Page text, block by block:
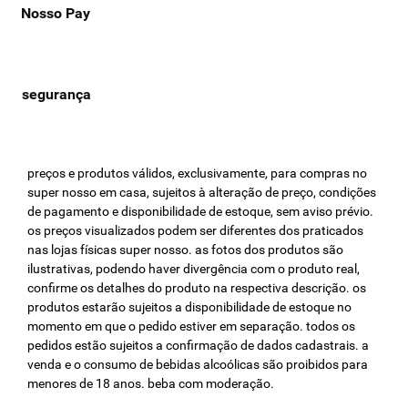
receita especial, temos tudo o que você precisa, com marcas
Nosso Pay
preços e produtos válidos, exclusivamente, para compras no
super nosso em casa, sujeitos à alteração de preço, condições
de pagamento e disponibilidade de estoque, sem aviso prévio.
os preços visualizados podem ser diferentes dos praticados
nas lojas físicas super nosso. as fotos dos produtos são
ilustrativas, podendo haver divergência com o produto real,
confirme os detalhes do produto na respectiva descrição. os
produtos estarão sujeitos a disponibilidade de estoque no
momento em que o pedido estiver em separação. todos os
pedidos estão sujeitos a confirmação de dados cadastrais. a
venda e o consumo de bebidas alcoólicas são proibidos para
menores de 18 anos. beba com moderação.